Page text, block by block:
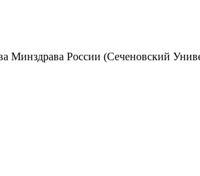
России (Сеченовский